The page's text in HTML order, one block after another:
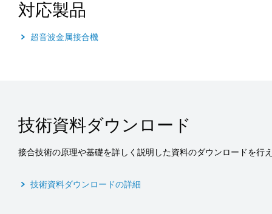
対応製品
超音波金属接合機
技術資料ダウンロード
接合技術の原理や基礎を詳しく説明した資料のダウンロードを行
技術資料ダウンロードの詳細